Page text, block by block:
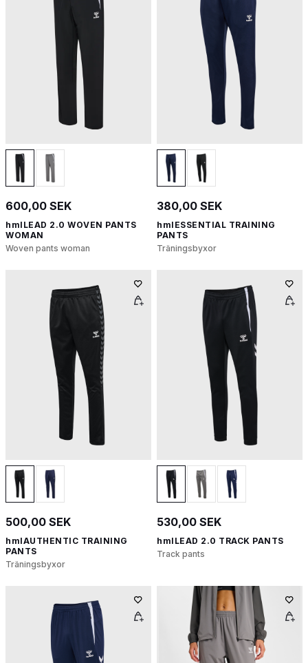
600,00 SEK
hmlLEAD 2.0 WOVEN PANTS
WOMAN
Woven pants woman
380,00 SEK
hmlESSENTIAL TRAINING
PANTS
Träningsbyxor
500,00 SEK
hmlAUTHENTIC TRAINING
PANTS
Träningsbyxor
530,00 SEK
hmlLEAD 2.0 TRACK PANTS
Track pants